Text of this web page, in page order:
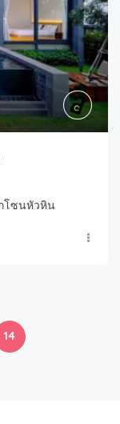
โซนหัวหิน
14